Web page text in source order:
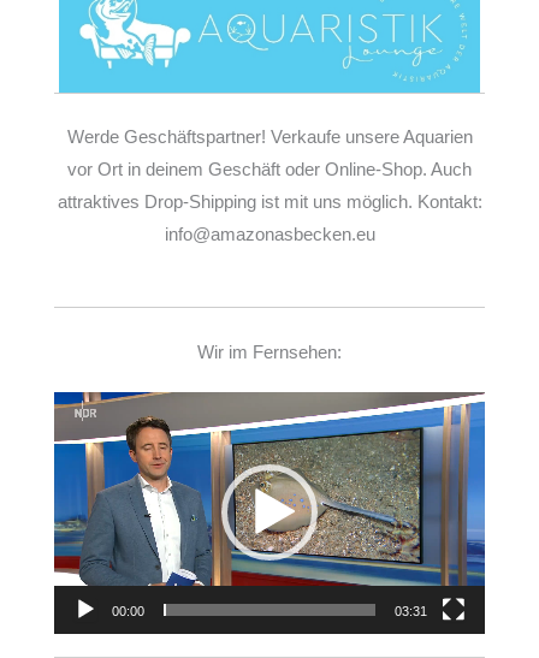
Werde Geschäftspartner! Verkaufe unsere Aquarien
vor Ort in deinem Geschäft oder Online-Shop. Auch
attraktives Drop-Shipping ist mit uns möglich. Kontakt:
info@amazonasbecken.eu
Wir im Fernsehen:
Player
00:00 03:31